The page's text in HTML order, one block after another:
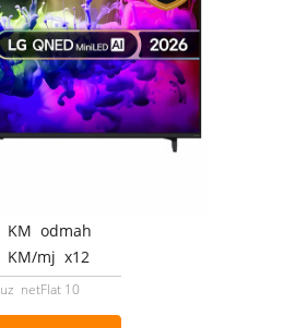
KM odmah
KM/mj x12
uz netFlat 10